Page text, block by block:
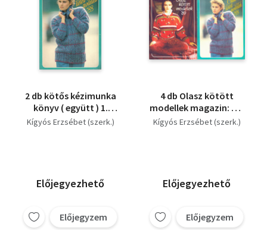
2 db kötős kézimunka
könyv ( együtt ) 1.
Olasz kötött modellek
Kígyós Erzsébet (szerk.)
Előjegyezhető
Előjegyzem
4 db Olasz kötött
modellek magazin: 88,
89, 90, 92-93. szám
Kígyós Erzsébet (szerk.)
Előjegyezhető
Előjegyzem